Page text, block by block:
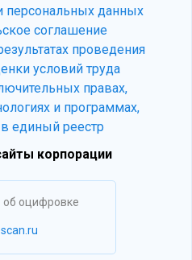
персональных данных
соглашение
проведения
условий труда
правах,
и программах,
единый реестр
корпорации
об оцифровке